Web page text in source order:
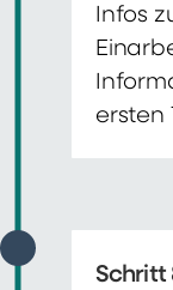
Infos
ersten
Schritt